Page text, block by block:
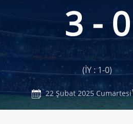
3 - 0
(İY : 1-0)
22 Şubat 2025 Cumartesi